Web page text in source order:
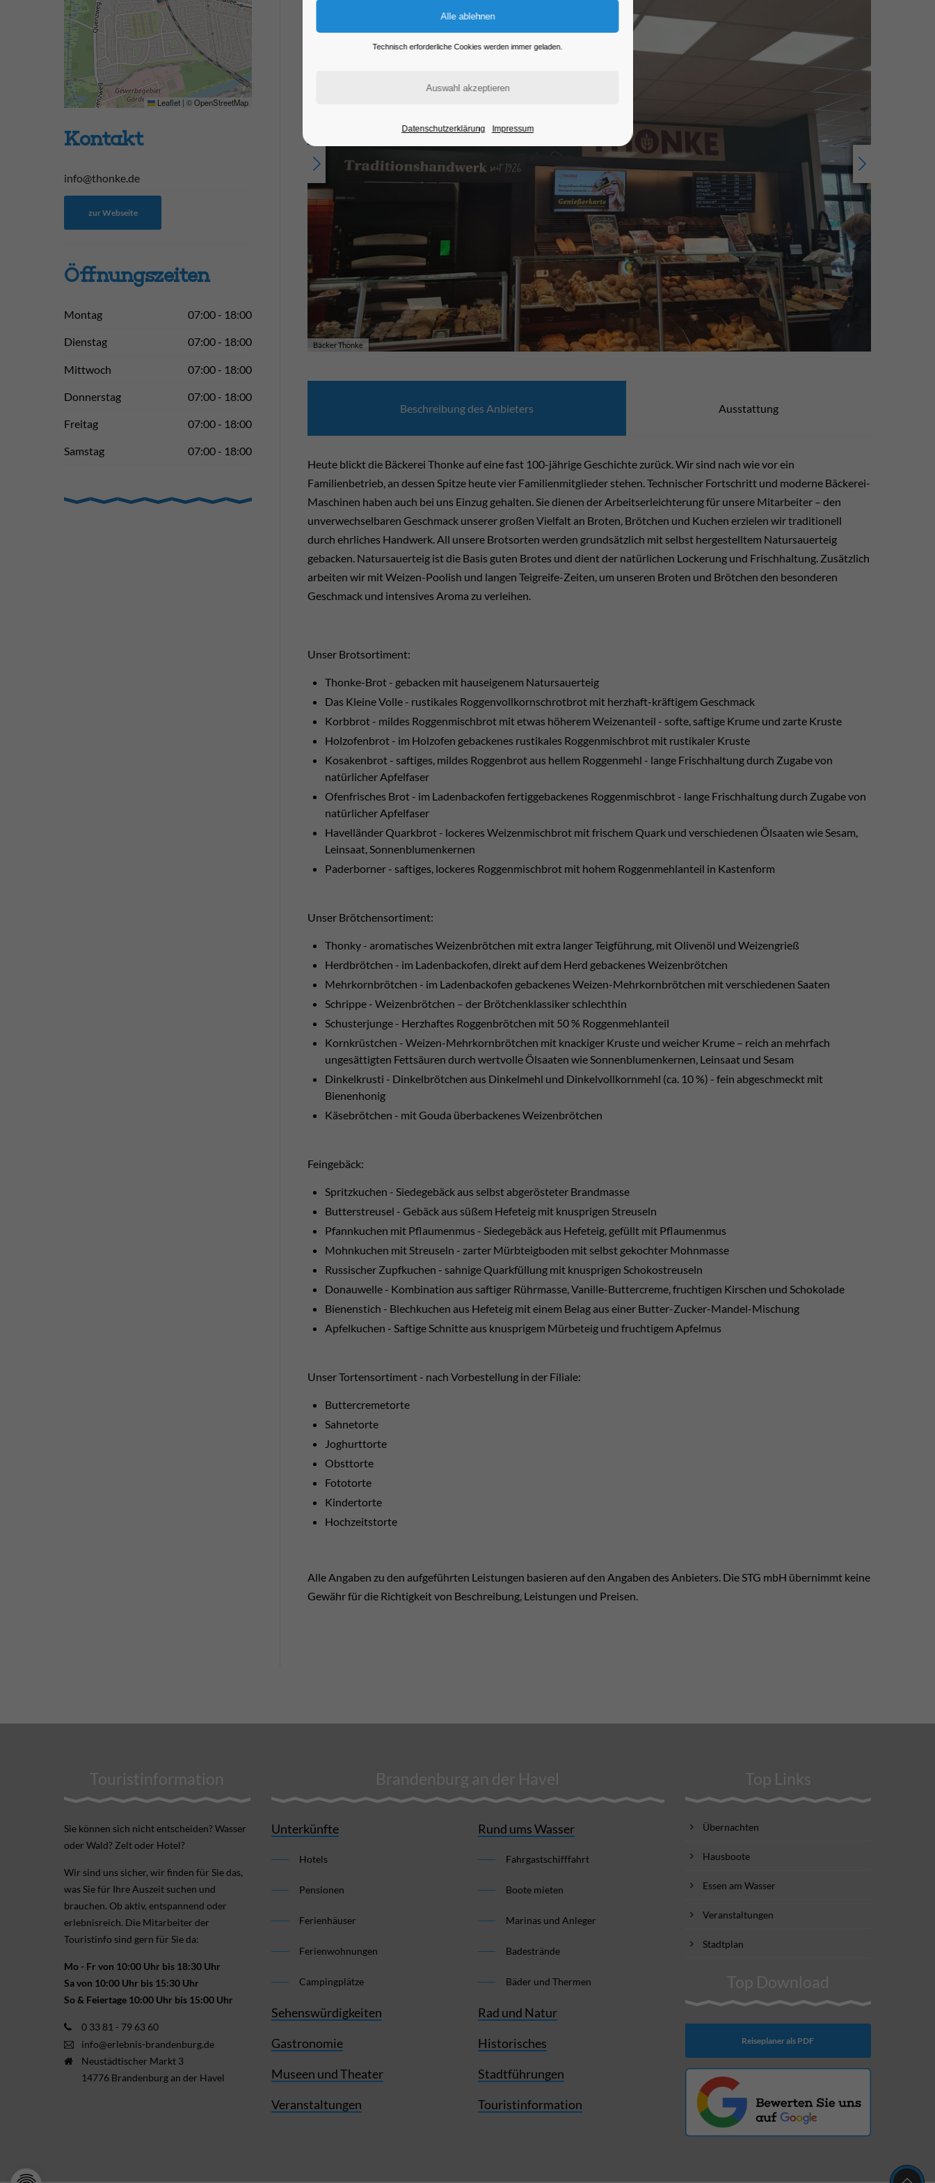
Bäcker Thonke
Bäcker Thonke
Beschrei­bung des Anbie­ters Ausstattung
Heute blickt die Bäckerei Thonke auf eine fast 100-jährige Geschichte zurück. Wir sind nach wie vor ein
Familienbetrieb, an dessen Spitze heute vier Familienmitglieder stehen. Technischer Fortschritt und moderne Bäckerei-
Maschinen haben auch bei uns Einzug gehalten. Sie dienen der Arbeitserleichterung für unsere Mitarbeiter – den
unverwechselbaren Geschmack unserer großen Vielfalt an Broten, Brötchen und Kuchen erzielen wir traditionell
durch ehrliches Handwerk. All unsere Brotsorten werden grundsätzlich mit selbst hergestelltem Natursauerteig
gebacken. Natursauerteig ist die Basis guten Brotes und dient der natürlichen Lockerung und Frischhaltung. Zusätzlich
arbeiten wir mit Weizen-Poolish und langen Teigreife-Zeiten, um unseren Broten und Brötchen den besonderen
Geschmack und intensives Aroma zu verleihen.
Unser Brotsortiment:
Thonke-Brot - gebacken mit hauseigenem Natursauerteig
Das Kleine Volle - rustikales Roggenvollkornschrotbrot mit herzhaft-kräftigem Geschmack
Korbbrot - mildes Roggenmischbrot mit etwas höherem Weizenanteil - softe, saftige Krume und zarte Kruste
Holzofenbrot - im Holzofen gebackenes rustikales Roggenmischbrot mit rustikaler Kruste
Kosakenbrot - saftiges, mildes Roggenbrot aus hellem Roggenmehl - lange Frischhaltung durch Zugabe von
natürlicher Apfelfaser
Ofenfrisches Brot - im Ladenbackofen fertiggebackenes Roggenmischbrot - lange Frischhaltung durch Zugabe von
natürlicher Apfelfaser
Havelländer Quarkbrot - lockeres Weizenmischbrot mit frischem Quark und verschiedenen Ölsaaten wie Sesam,
Leinsaat, Sonnenblumenkernen
Paderborner - saftiges, lockeres Roggenmischbrot mit hohem Roggenmehlanteil in Kastenform
Unser Brötchensortiment:
Thonky - aromatisches Weizenbrötchen mit extra langer Teigführung, mit Olivenöl und Weizengrieß
Herdbrötchen - im Ladenbackofen, direkt auf dem Herd gebackenes Weizenbrötchen
Mehrkornbrötchen - im Ladenbackofen gebackenes Weizen-Mehrkornbrötchen mit verschiedenen Saaten
Schrippe - Weizenbrötchen – der Brötchenklassiker schlechthin
Schusterjunge - Herzhaftes Roggenbrötchen mit 50 % Roggenmehlanteil
Kornkrüstchen - Weizen-Mehrkornbrötchen mit knackiger Kruste und weicher Krume – reich an mehrfach
ungesättigten Fettsäuren durch wertvolle Ölsaaten wie Sonnenblumenkernen, Leinsaat und Sesam
Dinkelkrusti - Dinkelbrötchen aus Dinkelmehl und Dinkelvollkornmehl (ca. 10 %) - fein abgeschmeckt mit
Bienenhonig
Käsebrötchen - mit Gouda überbackenes Weizenbrötchen
Feingebäck:
Spritzkuchen - Siedegebäck aus selbst abgerösteter Brandmasse
Butterstreusel - Gebäck aus süßem Hefeteig mit knusprigen Streuseln
Pfannkuchen mit Pflaumenmus - Siedegebäck aus Hefeteig, gefüllt mit Pflaumenmus
Mohnkuchen mit Streuseln - zarter Mürbteigboden mit selbst gekochter Mohnmasse
Russischer Zupfkuchen - sahnige Quarkfüllung mit knusprigen Schokostreuseln
Donauwelle - Kombination aus saftiger Rührmasse, Vanille-Buttercreme, fruchtigen Kirschen und Schokolade
Bienenstich - Blechkuchen aus Hefeteig mit einem Belag aus einer Butter-Zucker-Mandel-Mischung
Apfelkuchen - Saftige Schnitte aus knusprigem Mürbeteig und fruchtigem Apfelmus
Unser Tortensortiment - nach Vorbestellung in der Filiale:
Buttercremetorte
Sahnetorte
Joghurttorte
Obsttorte
Fototorte
Kindertorte
Hochzeitstorte
Alle Angaben zu den aufgeführten Leistungen basieren auf den Angaben des Anbieters. Die STG mbH übernimmt keine
Gewähr für die Richtigkeit von Beschreibung, Leistungen und Preisen.
Leaflet | ©OpenStreetMap
Kontakt
info@thonke.de
zur Webseite
Öffnungs­zeiten
Montag 07:00 - 18:00
Dienstag 07:00 - 18:00
Mittwoch 07:00 - 18:00
Donnerstag 07:00 - 18:00
Freitag 07:00 - 18:00
Samstag 07:00 - 18:00
Touristinformation
Sie können sich nicht ent­scheiden? Wasser
oder Wald? Zelt oder Hotel?
Wir sind uns sicher, wir finden für Sie das,
was Sie für Ihre Aus­zeit suchen und
brauchen. Ob aktiv, ent­spannend oder
erlebnis­reich. Die Mitarbeiter der
Touristinfo sind gern für Sie da:
Mo - Fr von 10:00 Uhr bis 18:30 Uhr
Sa von 10:00 Uhr bis 15:30 Uhr
So & Feiertage 10:00 Uhr bis 15:00 Uhr
0 33 81 - 79 63 60
info@erlebnis-brandenburg.de
Neustädtischer Markt 3
14776 Brandenburg an der Havel
Brandenburg an der Havel
Unterkünfte
Hotels
Pensionen
Ferienhäuser
Ferienwohnungen
Campingplätze
Sehenswürdigkeiten
Gastronomie
Museen und Theater
Veranstaltungen
Rund ums Wasser
Fahrgastschifffahrt
Boote mieten
Marinas und Anleger
Badestrände
Bäder und Thermen
Rad und Natur
Historisches
Stadtführungen
Touristinformation
Top Links
Übernachten
Hausboote
Essen am Wasser
Veranstaltungen
Stadtplan
Top Download
Reiseplaner als PDF
Technisch erforderliche Cookies werden immer geladen.
Datenschutzerklärung Impressum